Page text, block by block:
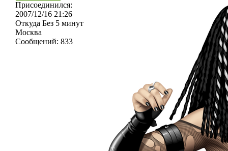
Присоединился:
2007/12/16 21:26
Откуда Без 5 минут
Москва
Сообщений: 833